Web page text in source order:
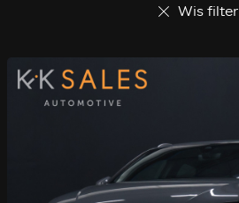
Wis filter